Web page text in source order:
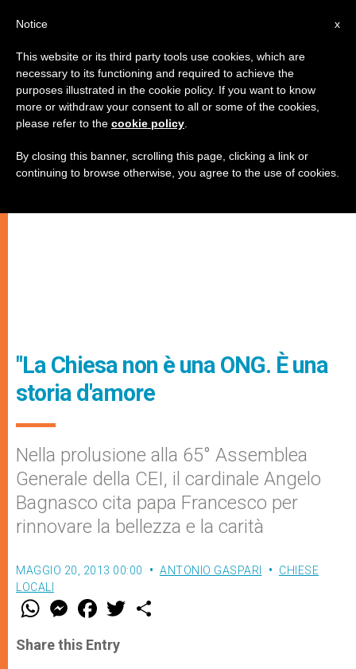
"La Chiesa non è una ONG. È una
storia d'amore
Nella prolusione alla 65° Assemblea
Generale della CEI, il cardinale Angelo
Bagnasco cita papa Francesco per
rinnovare la bellezza e la carità
MAGGIO 20, 2013 00:00 ANTONIO GASPARI
CHIESE
LOCALI
W
t
s
M
e
s
e
F
a
e
b
w
Share this Entry
x
Notice
This website or its third party tools use cookies, which are
necessary to its functioning and required to achieve the
purposes illustrated in the cookie policy. If you want to know
more or withdraw your consent to all or some of the cookies,
please refer to the cookie policy
By closing this banner, scrolling this page, clicking a link or
continuing to browse otherwise, you agree to the use of cookies.